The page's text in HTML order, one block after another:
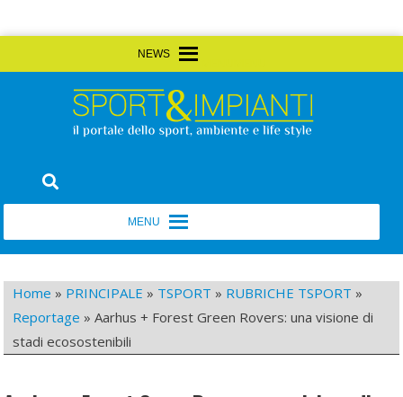
to
Sport&Impianti
Home » PRINCIPALE » TSPORT » RUBRICHE TSPORT »
Reportage »Aarhus + Forest Green Rovers: una visione di
stadi ecosostenibili